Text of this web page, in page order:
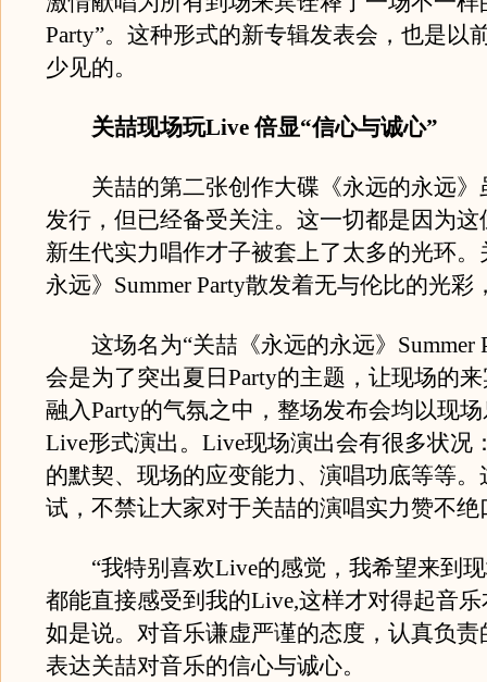
Party”。这种形式的新专辑发表会，也是以
少见的。
关喆现场玩Live 倍显“信心与诚心”
关喆的第二张创作大碟《永远的永远》
发行，但已经备受关注。这一切都是因为这
新生代实力唱作才子被套上了太多的光环。
永远》Summer Party散发着无与伦比的光彩
这场名为“关喆《永远的永远》Summer
会是为了突出夏日Party的主题，让现场的
融入Party的气氛之中，整场发布会均以现
Live形式演出。Live现场演出会有很多状况
的默契、现场的应变能力、演唱功底等等。
试，不禁让大家对于关喆的演唱实力赞不绝
“我特别喜欢Live的感觉，我希望来到现
都能直接感受到我的Live,这样才对得起音乐
如是说。对音乐谦虚严谨的态度，认真负责
表达关喆对音乐的信心与诚心。